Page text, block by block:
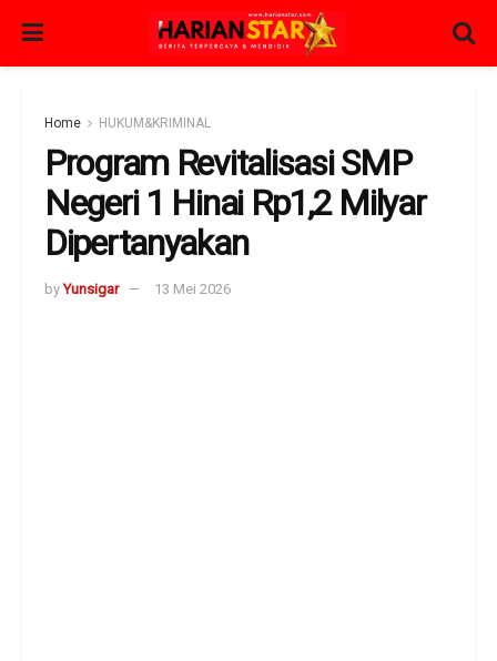
Home HUKUM&KRIMINAL
Program Revitalisasi SMP
Negeri 1 Hinai Rp1,2 Milyar
Dipertanyakan
by Yunsigar 13 Mei 2026